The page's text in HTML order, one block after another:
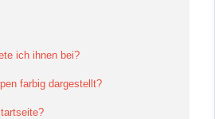
ich ihnen bei?
farbig dargestellt?